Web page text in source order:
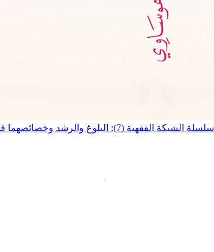
سلسلة الشبكة الفقهية (7): البلوغ والرشد وخصائصهما في الشريعة الإسلامية